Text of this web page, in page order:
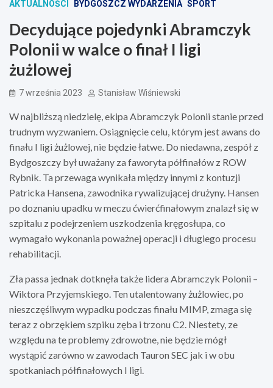
AKTUALNOŚCI BYDGOSZCZ WYDARZENIA SPORT
Decydujące pojedynki Abramczyk
Polonii w walce o finał I ligi
żużlowej
7 września 2023 Stanisław Wiśniewski
W najbliższą niedzielę, ekipa Abramczyk Polonii stanie przed
trudnym wyzwaniem. Osiągnięcie celu, którym jest awans do
finału I ligi żużlowej, nie będzie łatwe. Do niedawna, zespół z
Bydgoszczy był uważany za faworyta półfinałów z ROW
Rybnik. Ta przewaga wynikała między innymi z kontuzji
Patricka Hansena, zawodnika rywalizującej drużyny. Hansen
po doznaniu upadku w meczu ćwierćfinałowym znalazł się w
szpitalu z podejrzeniem uszkodzenia kręgosłupa, co
wymagało wykonania poważnej operacji i długiego procesu
rehabilitacji.
Zła passa jednak dotknęła także lidera Abramczyk Polonii –
Wiktora Przyjemskiego. Ten utalentowany żużlowiec, po
nieszczęśliwym wypadku podczas finału MIMP, zmaga się
teraz z obrzękiem szpiku zęba i trzonu C2. Niestety, ze
względu na te problemy zdrowotne, nie będzie mógł
wystąpić zarówno w zawodach Tauron SEC jak i w obu
spotkaniach półfinałowych I ligi.